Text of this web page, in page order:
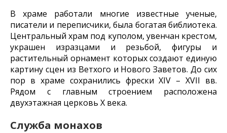
В храме работали многие известные ученые,
писатели и переписчики, была богатая библиотека.
Центральный храм под куполом, увенчан крестом,
украшен изразцами и резьбой, фигуры и
растительный орнамент которых создают единую
картину сцен из Ветхого и Нового Заветов. До сих
пор в храме сохранились фрески XIV – XVII вв.
Рядом с главным строением расположена
двухэтажная церковь X века.
Служба монахов